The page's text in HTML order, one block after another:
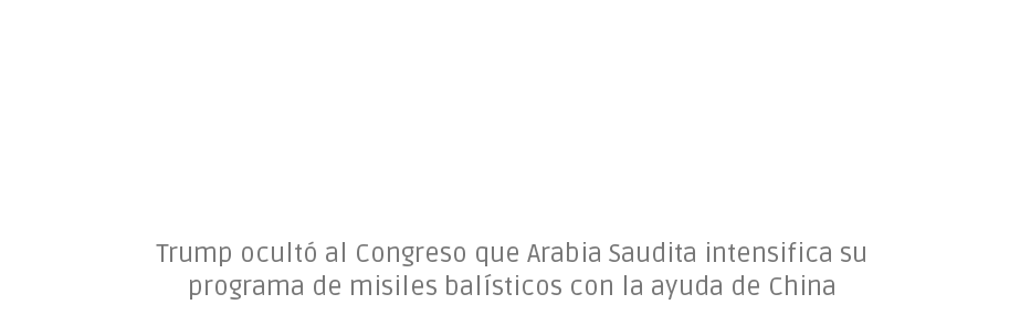
Trump ocultó al Congreso que Arabia Saudita intensifica su
programa de misiles balísticos con la ayuda de China